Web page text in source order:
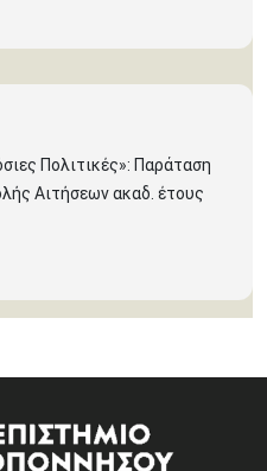
Πολιτικές»: Παράταση
Αιτήσεων ακαδ. έτους